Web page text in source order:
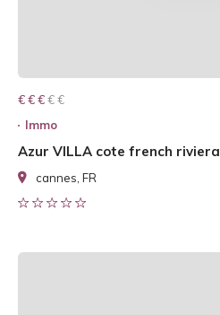
€ € € € €
€ € €
Immo
Azur VILLA cote french riviera
cannes, FR